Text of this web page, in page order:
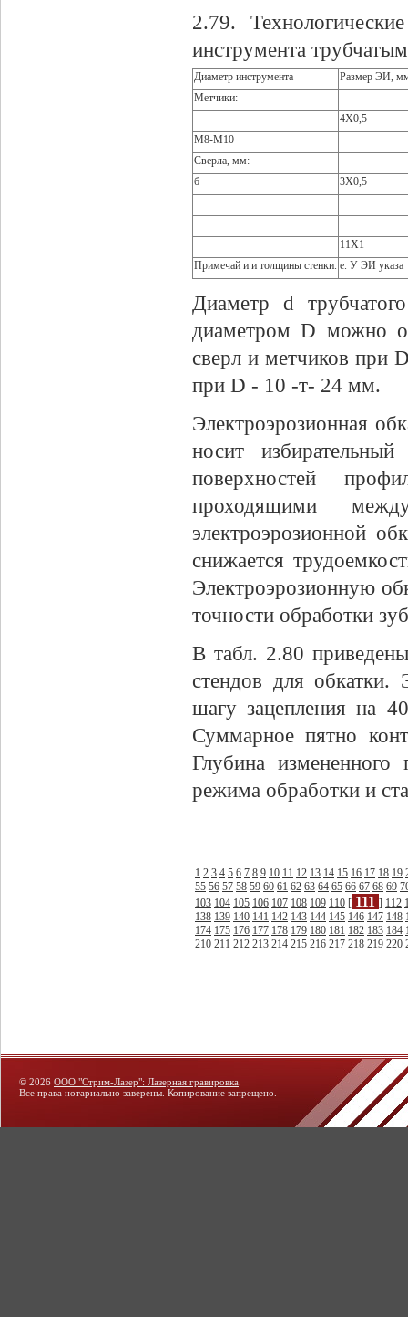
2.79.
инструмента
Диаметр инструмента
Размер ЭИ,
Метчики:
4X0,5
М8-М10
Сверла, мм:
б
3X0,5
11X1
Примечай и и толщины стенки. е. У ЭИ указа
Диаметр d
диаметром D можно
сверл и метчиков при
при D - 10 -т- 24 мм.
Электроэрозионная
носит
поверхностей
проходящими
электроэрозионной
снижается
Электроэрозионную
точности обработки
В табл. 2.80
стендов для обкатки.
шагу зацепления на
Суммарное пятно
Глубина
режима обработки и
1 2 3 4 5 6 7 8 9 10 11 12 13 14 15 16 17 18 19
55 56 57 58 59 60 61 62 63 64 65 66 67 68 69
103 104 105 106 107 108 109 110 [ 111 ] 112
138 139 140 141 142 143 144 145 146 147 148
174 175 176 177 178 179 180 181 182 183 184
210 211 212 213 214 215 216 217 218 219 220
© 2026 ООО "Стрим-Лазер": Лазерная гравировка
Все права нотариально заверены. Копирование запрещено.